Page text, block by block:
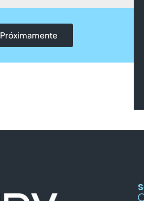
Próximamente